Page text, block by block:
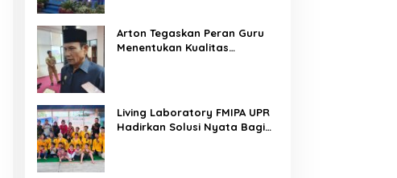
Arton Tegaskan Peran Guru
Menentukan Kualitas
Living Laboratory FMIPA UPR
Hadirkan Solusi Nyata Bagi